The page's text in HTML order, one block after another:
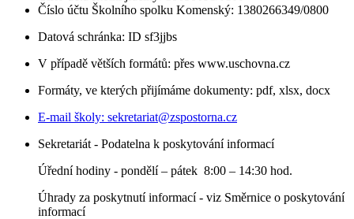
Číslo účtu Školního spolku Komenský: 1380266349/0800
Datová schránka: ID sf3jjbs
V případě větších formátů: přes www.uschovna.cz
Formáty, ve kterých přijímáme dokumenty: pdf, xlsx, docx
E-mail školy: sekretariat@zspostorna.cz
Sekretariát - Podatelna k poskytování informací
Úřední hodiny - pondělí – pátek 8:00 – 14:30 hod.
Úhrady za poskytnutí informací - viz Směrnice o poskytování
informací